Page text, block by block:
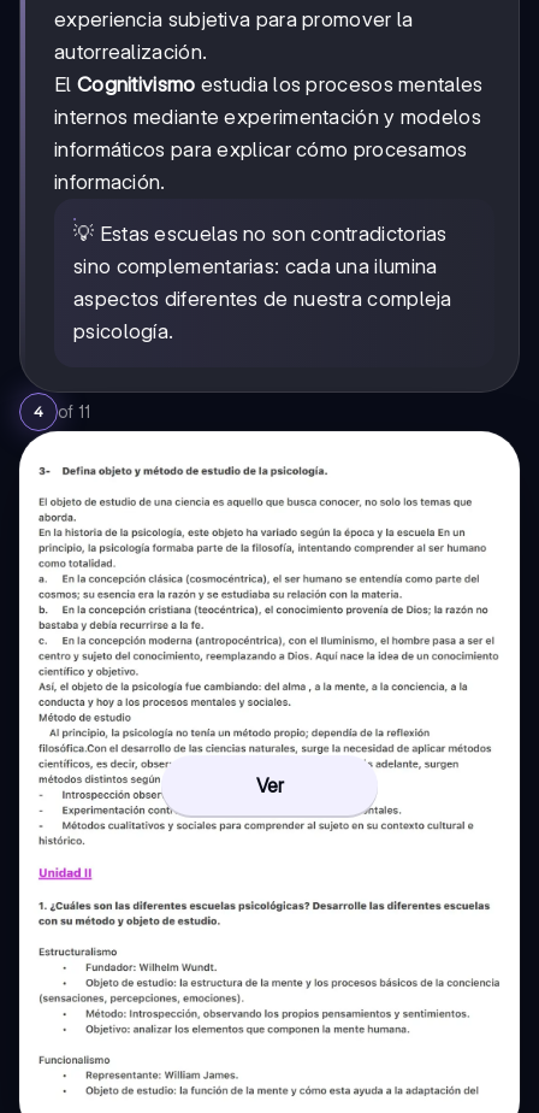
experiencia subjetiva para promover la
autorrealización.
El Cognitivismo estudia los procesos mentales
internos mediante experimentación y modelos
informáticos para explicar cómo procesamos
información.
💡 Estas escuelas no son contradictorias
sino complementarias: cada una ilumina
aspectos diferentes de nuestra compleja
psicología.
4 of 11
Ver